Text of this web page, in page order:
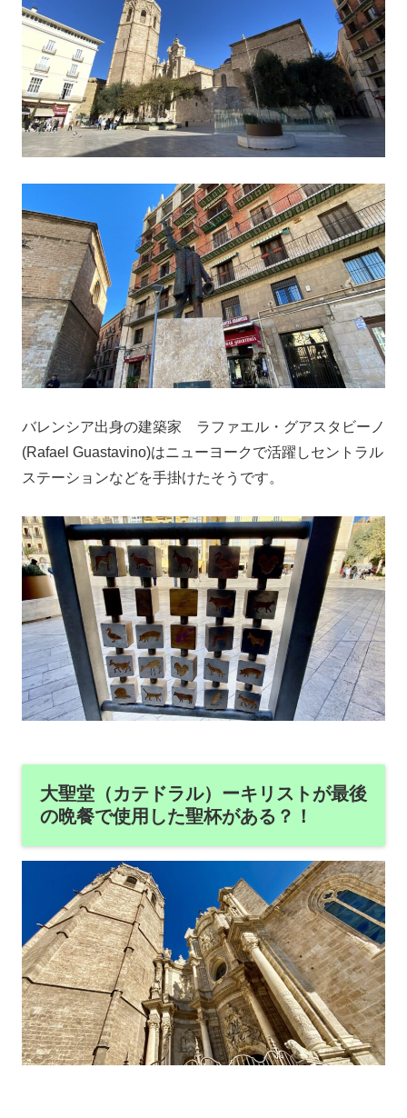
バレンシア出身の建築家 ラファエル・グアスタビーノ
(Rafael Guastavino)はニューヨークで活躍しセントラル
ステーションなどを手掛けたそうです。
大聖堂（カテドラル）ーキリストが最後
の晩餐で使用した聖杯がある？！